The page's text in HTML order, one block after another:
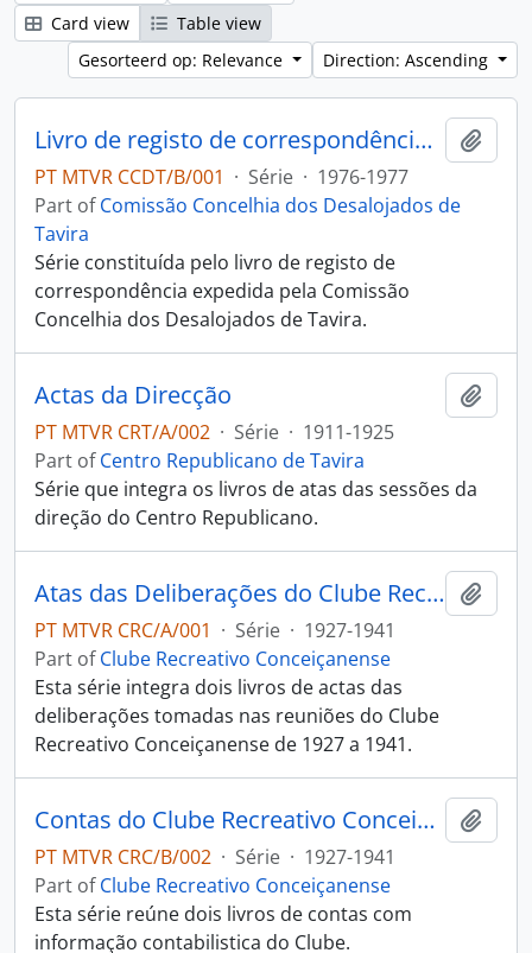
Card view
Table view
Gesorteerd op: Relevance
Direction: Ascending
Livro de registo de correspondência expedida da Comissão Concelhia dos Desalojados de Tavira
PT MTVR CCDT/B/001 · Série · 1976-1977
Part ofComissão Concelhia dos Desalojados de
Tavira
Série constituída pelo livro de registo de
correspondência expedida pela Comissão
Concelhia dos Desalojados de Tavira.
Actas da Direcção
PT MTVR CRT/A/002 · Série · 1911-1925
Part ofCentro Republicano de Tavira
Série que integra os livros de atas das sessões da
direção do Centro Republicano.
Atas das Deliberações do Clube Recreativo Conceiçanense
PT MTVR CRC/A/001 · Série · 1927-1941
Part ofClube Recreativo Conceiçanense
Esta série integra dois livros de actas das
deliberações tomadas nas reuniões do Clube
Recreativo Conceiçanense de 1927 a 1941.
Contas do Clube Recreativo Conceiçanense
PT MTVR CRC/B/002 · Série · 1927-1941
Part ofClube Recreativo Conceiçanense
Esta série reúne dois livros de contas com
informação contabilistica do Clube.